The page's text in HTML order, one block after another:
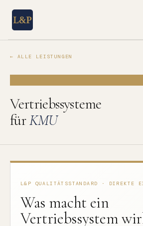
← ALLE LEISTUNGEN
Vertriebssysteme
fürKMU
L&P QUALITÄTSSTANDARD · DIREKTE
Was macht ein
Vertriebssystem